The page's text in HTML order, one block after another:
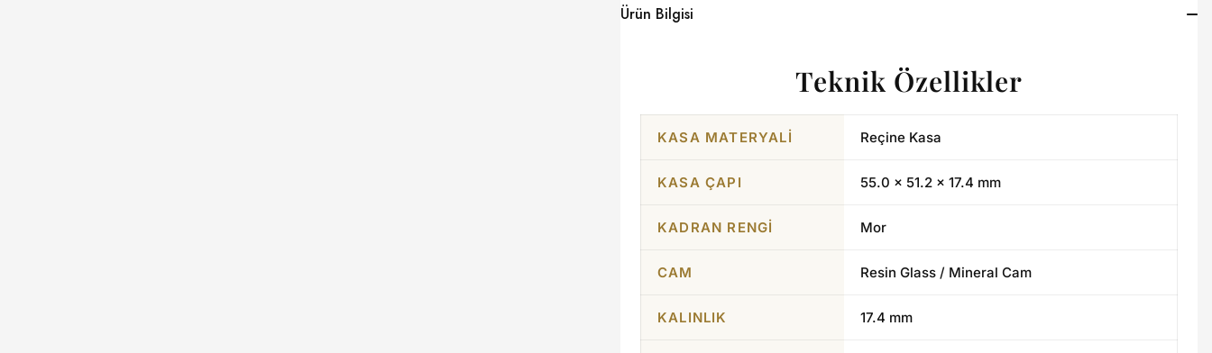
Ürün Bilgisi
Teknik Özellikler
KASA MATERYALI Reçine Kasa
KASA ÇAPI 55.0 × 51.2 × 17.4 mm
KADRAN RENGI Mor
CAM Resin Glass / Mineral Cam
KALINLIK 17.4 mm